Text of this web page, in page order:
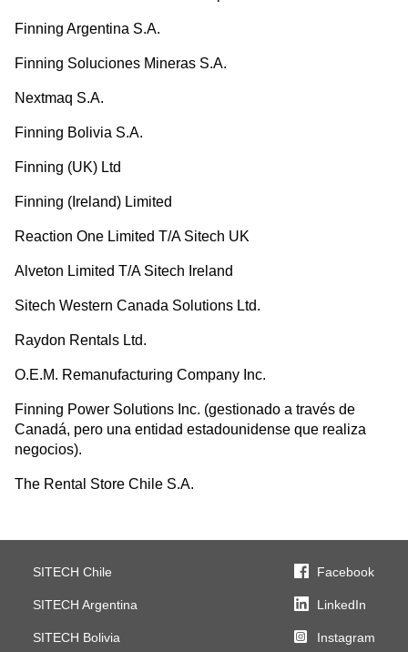
Finning Argentina S.A.
Finning Soluciones Mineras S.A.
Nextmaq S.A.
Finning Bolivia S.A.
Finning (UK) Ltd
Finning (Ireland) Limited
Reaction One Limited T/A Sitech UK
Alveton Limited T/A Sitech Ireland
Sitech Western Canada Solutions Ltd.
Raydon Rentals Ltd.
O.E.M. Remanufacturing Company Inc.
Finning Power Solutions Inc. (gestionado a través de
Canadá, pero una entidad estadounidense que realiza
negocios).
The Rental Store Chile S.A.
SITECH Chile
SITECH Argentina
SITECH Bolivia
Facebook
LinkedIn
Instagram